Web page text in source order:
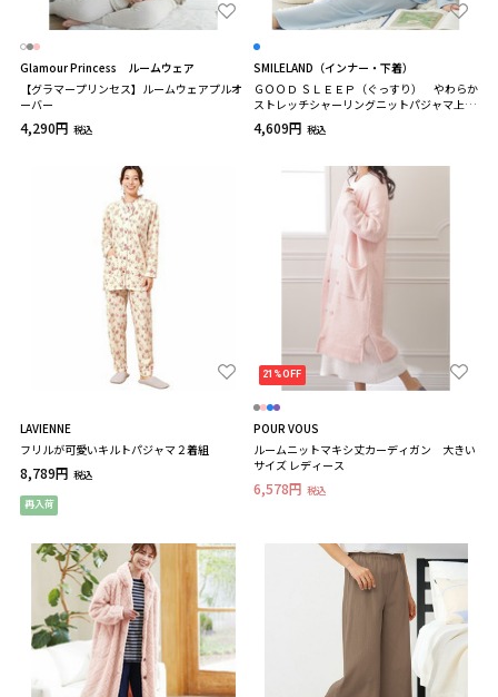
Glamour Princess ルームウェア
【グラマープリンセス】ルームウェアプルオ
ーバー
4,290円 税込
SMILELAND（インナー・下着）
ＧＯＯＤ ＳＬＥＥＰ（ぐっすり） やわらか
ストレッチシャーリングニットパジャマ上下
セット
4,609円 税込
LAVIENNE
フリルが可愛いキルトパジャマ２着組
8,789円 税込
再入荷
21%OFF
POUR VOUS
ルームニットマキシ丈カーディガン 大きい
サイズ レディース
6,578円 税込